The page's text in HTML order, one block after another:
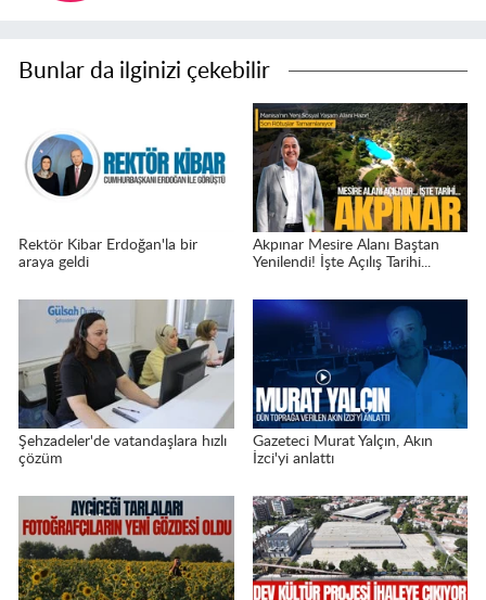
Bunlar da ilginizi çekebilir
Rektör Kibar Erdoğan'la bir
araya geldi
Akpınar Mesire Alanı Baştan
Yenilendi! İşte Açılış Tarihi...
Şehzadeler'de vatandaşlara hızlı
çözüm
Gazeteci Murat Yalçın, Akın
İzci'yi anlattı